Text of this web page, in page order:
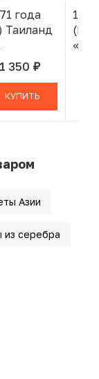
года
Таиланд
1 350 руб.
В КОРЗИНЕ
КУПИТЬ
10
(BE
«25
Азии
из серебра